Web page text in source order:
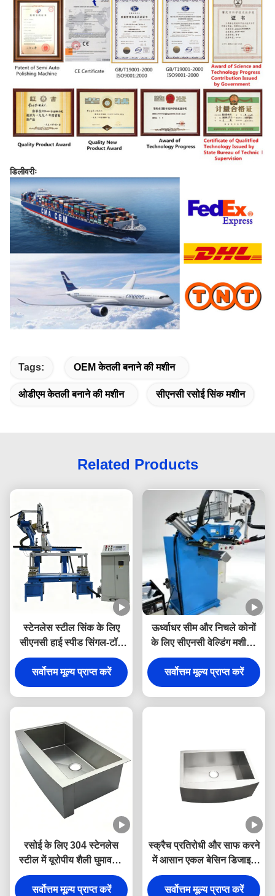
डिलीवरीः
Tags: OEM केतली बनाने की मशीन
ओडीएम केतली बनाने की मशीन सीएनसी रसोई सिंक मशीन
Related Products
स्टेनलेस स्टील सिंक के लिए
सीएनसी हाई स्पीड सिंगल-टॉर्च
ऑटोमैटिक बेसिन लेजर वेल्डर
सर्वोत्तम मूल्य प्राप्त करें
ऊर्ध्वाधर सीम और निचले कोनों
के लिए सीएनसी वेल्डिंग मशीन -
विशेष वेल्डिंग मशीन
सर्वोत्तम मूल्य प्राप्त करें
रसोई के लिए 304 स्टेनलेस
स्टील में यूरोपीय शैली घुमावदार
फ्रंट भारी शुल्क एकल कटोरा
खेत सिंक
सर्वोत्तम मूल्य प्राप्त करें
स्क्रैच प्रतिरोधी और साफ करने
में आसान एकल बेसिन डिजाइन
के साथ प्रीमियम 304 स्टेनलेस
स्टील अंडरमाउंट रसोई सिंक
सर्वोत्तम मूल्य प्राप्त करें